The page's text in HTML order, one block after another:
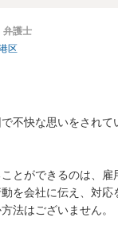
弁護士
区
不快な思いをされて
とができるのは、
を会社に伝え、対応
法はございません。